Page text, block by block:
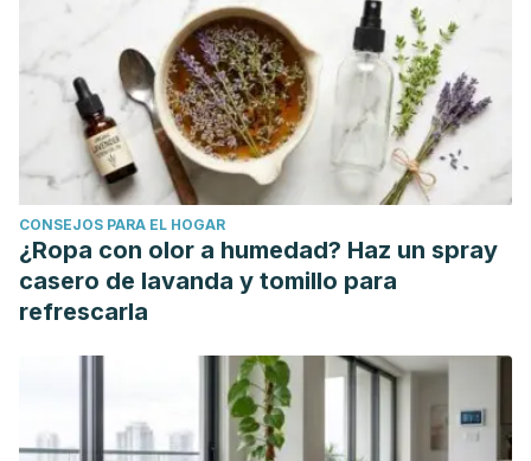
doi:10.1001/jama.2019.1572
WebMD. Are Eggs the Cholesterol Enemy Again?
https://www.webmd.com/cholesterol-
management/news/20190315/are-eggs-the-cholesterol-
enemy-again
Harvard Medical School. Are eggs risky for heart health?
https://www.health.harvard.edu/heart-health/are-eggs-
risky-for-heart-health
Am J Epidemiol. 2013 Jun 15; 177(12): 1338–1347. Published
Child Cognition at Age 7 Years. doi: 10.1093/aje/kws395
CONSEJOS PARA EL HOGAR
¿Ropa con olor a humedad? Haz un spray
casero de lavanda y tomillo para
refrescarla